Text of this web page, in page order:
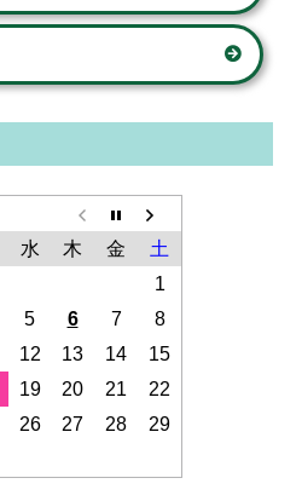
水 木 金
土
1
5 6 7
8
12 13 14
15
19 20 21
22
26 27 28
29